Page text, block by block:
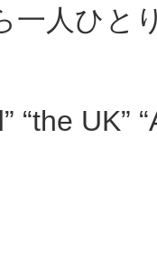
一人ひと
“the UK”